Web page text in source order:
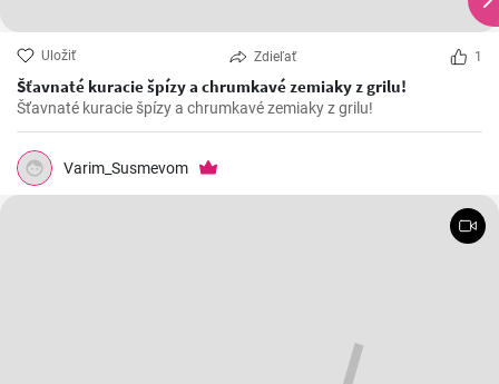
Uložiť Zdieľať 1
Šťavnaté kuracie špízy a chrumkavé zemiaky z grilu!
Šťavnaté kuracie špízy a chrumkavé zemiaky z grilu!
Varim_Susmevom